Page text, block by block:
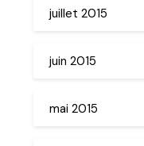
juillet 2015
juin 2015
mai 2015